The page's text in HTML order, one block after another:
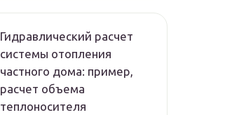
Гидравлический расчет
системы отопления
частного дома: пример,
расчет объема
теплоносителя